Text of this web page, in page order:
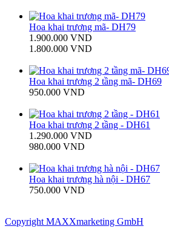
Hoa khai trương mã- DH79
1.900.000 VND
1.800.000 VND
Hoa khai trương 2 tầng mã- DH69
950.000 VND
Hoa khai trương 2 tầng - DH61
1.290.000 VND
980.000 VND
Hoa khai trương hà nội - DH67
750.000 VND
Copyright MAXXmarketing GmbH